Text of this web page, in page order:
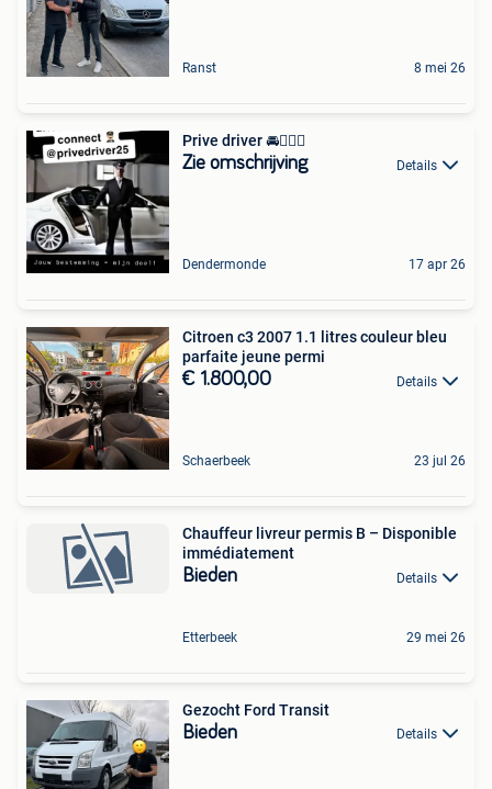
Ranst 8 mei 26
Prive driver 🚘👨🏻‍✈️
Zie omschrijving Details
Dendermonde 17 apr 26
Citroen c3 2007 1.1 litres couleur bleu
parfaite jeune permi
€ 1.800,00 Details
Schaerbeek 23 jul 26
Chauffeur livreur permis B – Disponible
immédiatement
Bieden Details
Etterbeek 29 mei 26
Gezocht Ford Transit
Bieden Details